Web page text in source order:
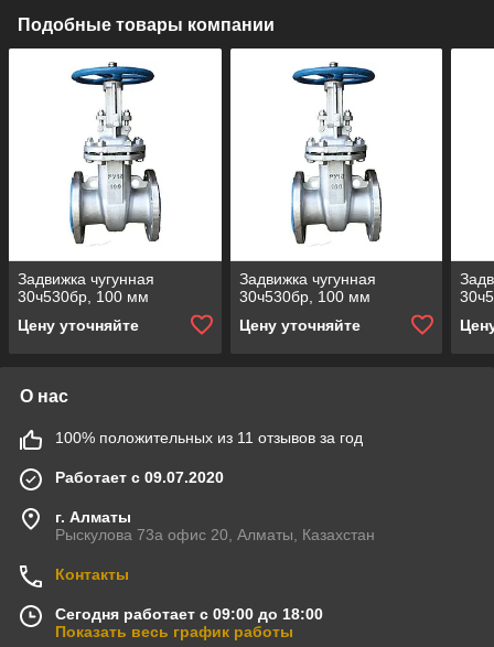
Подобные товары компании
Задвижка чугунная
30ч530бр, 100 мм
Цену уточняйте
Задвижка чугунная
30ч530бр, 100 мм
Цену уточняйте
О нас
100% положительных из 11 отзывов за год
Работает с 09.07.2020
г. Алматы
Рыскулова 73а офис 20, Алматы, Казахстан
Контакты
Сегодня работает с 09:00 до 18:00
Показать весь график работы